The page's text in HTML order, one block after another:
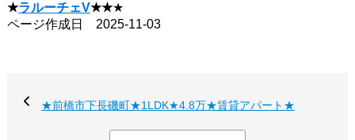
★ラルーチェV★★★
ページ作成日 2025-11-03
★前橋市下長磯町★1LDK★4.8万★賃貸アパート★